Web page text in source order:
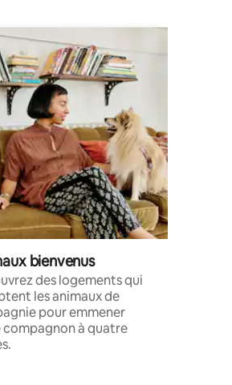
bienvenus
des logements qui
les animaux de
pour emmener
à quatre